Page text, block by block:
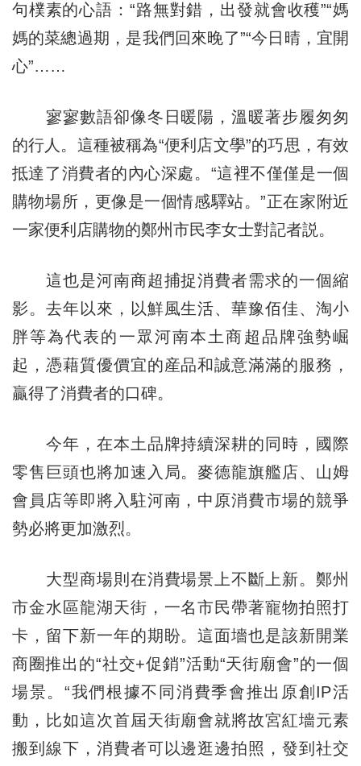
句樸素的心語：“路無對錯，出發就會收穫”“媽
媽的菜總過期，是我們回來晚了”“今日晴，宜開
心”……
寥寥數語卻像冬日暖陽，溫暖著步履匆匆
的行人。這種被稱為“便利店文學”的巧思，有效
抵達了消費者的內心深處。“這裡不僅僅是一個
購物場所，更像是一個情感驛站。”正在家附近
一家便利店購物的鄭州市民李女士對記者説。
這也是河南商超捕捉消費者需求的一個縮
影。去年以來，以鮮風生活、華豫佰佳、淘小
胖等為代表的一眾河南本土商超品牌強勢崛
起，憑藉質優價宜的産品和誠意滿滿的服務，
贏得了消費者的口碑。
今年，在本土品牌持續深耕的同時，國際
零售巨頭也將加速入局。麥德龍旗艦店、山姆
會員店等即將入駐河南，中原消費市場的競爭
勢必將更加激烈。
大型商場則在消費場景上不斷上新。鄭州
市金水區龍湖天街，一名市民帶著寵物拍照打
卡，留下新一年的期盼。這面墻也是該新開業
商圈推出的“社交+促銷”活動“天街廟會”的一個
場景。“我們根據不同消費季會推出原創IP活
動，比如這次首屆天街廟會就將故宮紅墻元素
搬到線下，消費者可以邊逛邊拍照，發到社交